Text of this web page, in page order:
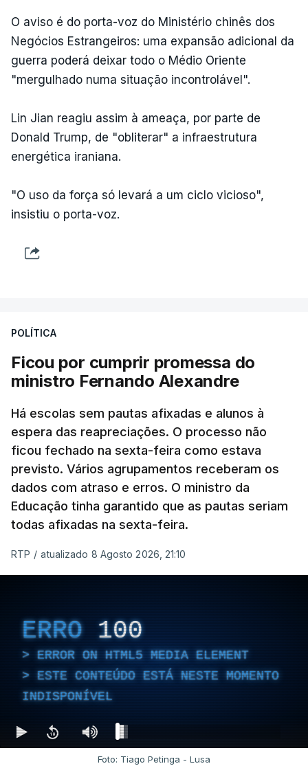
O aviso é do porta-voz do Ministério chinês dos
Negócios Estrangeiros: uma expansão adicional da
guerra poderá deixar todo o Médio Oriente
"mergulhado numa situação incontrolável".
Lin Jian reagiu assim à ameaça, por parte de
Donald Trump, de "obliterar" a infraestrutura
energética iraniana.
"O uso da força só levará a um ciclo vicioso",
insistiu o porta-voz.
POLÍTICA
Ficou por cumprir promessa do
ministro Fernando Alexandre
Há escolas sem pautas afixadas e alunos à
espera das reapreciações. O processo não
ficou fechado na sexta-feira como estava
previsto. Vários agrupamentos receberam os
dados com atraso e erros. O ministro da
Educação tinha garantido que as pautas seriam
todas afixadas na sexta-feira.
RTP / atualizado 8 Agosto 2026, 21:10
ERRO 100
ERROR ON HTML5 MEDIA ELEMENT
ESTE CONTEÚDO ESTÁ NESTE MOMENTO
INDISPONÍVEL
Foto: Tiago Petinga - Lusa